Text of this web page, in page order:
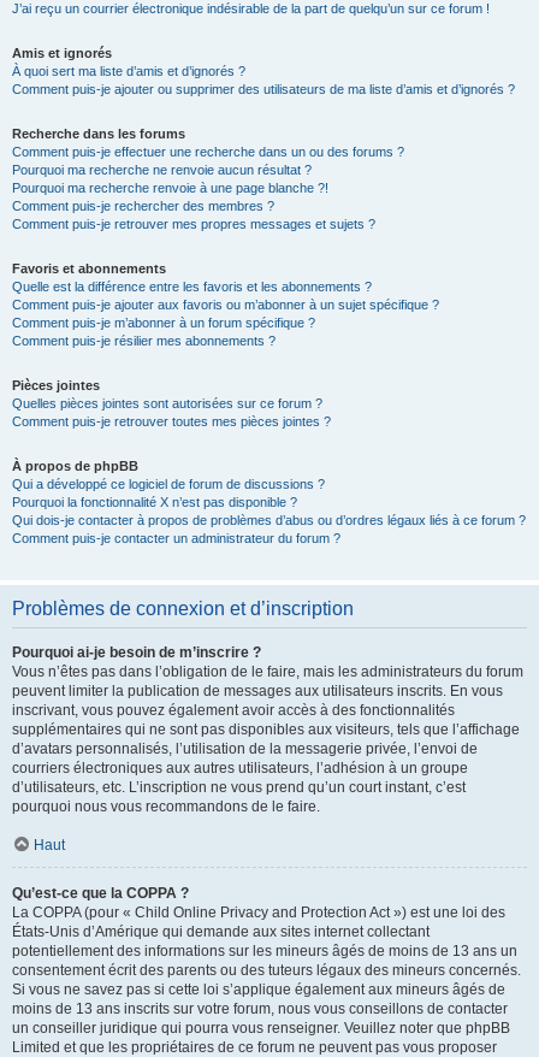
J’ai reçu un courrier électronique indésirable de la part de quelqu’un sur ce forum !
Amis et ignorés
À quoi sert ma liste d’amis et d’ignorés ?
Comment puis-je ajouter ou supprimer des utilisateurs de ma liste d’amis et d’ignorés ?
Recherche dans les forums
Comment puis-je effectuer une recherche dans un ou des forums ?
Pourquoi ma recherche ne renvoie aucun résultat ?
Pourquoi ma recherche renvoie à une page blanche ?!
Comment puis-je rechercher des membres ?
Comment puis-je retrouver mes propres messages et sujets ?
Favoris et abonnements
Quelle est la différence entre les favoris et les abonnements ?
Comment puis-je ajouter aux favoris ou m’abonner à un sujet spécifique ?
Comment puis-je m’abonner à un forum spécifique ?
Comment puis-je résilier mes abonnements ?
Pièces jointes
Quelles pièces jointes sont autorisées sur ce forum ?
Comment puis-je retrouver toutes mes pièces jointes ?
À propos de phpBB
Qui a développé ce logiciel de forum de discussions ?
Pourquoi la fonctionnalité X n’est pas disponible ?
Qui dois-je contacter à propos de problèmes d’abus ou d’ordres légaux liés à ce forum ?
Comment puis-je contacter un administrateur du forum ?
Problèmes de connexion et d’inscription
Pourquoi ai-je besoin de m’inscrire ?
Vous n’êtes pas dans l’obligation de le faire, mais les administrateurs du forum
peuvent limiter la publication de messages aux utilisateurs inscrits. En vous
inscrivant, vous pouvez également avoir accès à des fonctionnalités
supplémentaires qui ne sont pas disponibles aux visiteurs, tels que l’affichage
d’avatars personnalisés, l’utilisation de la messagerie privée, l’envoi de
courriers électroniques aux autres utilisateurs, l’adhésion à un groupe
d’utilisateurs, etc. L’inscription ne vous prend qu’un court instant, c’est
pourquoi nous vous recommandons de le faire.
Haut
Qu’est-ce que la COPPA ?
La COPPA (pour « Child Online Privacy and Protection Act ») est une loi des
États-Unis d’Amérique qui demande aux sites internet collectant
potentiellement des informations sur les mineurs âgés de moins de 13 ans un
consentement écrit des parents ou des tuteurs légaux des mineurs concernés.
Si vous ne savez pas si cette loi s’applique également aux mineurs âgés de
moins de 13 ans inscrits sur votre forum, nous vous conseillons de contacter
un conseiller juridique qui pourra vous renseigner. Veuillez noter que phpBB
Limited et que les propriétaires de ce forum ne peuvent pas vous proposer